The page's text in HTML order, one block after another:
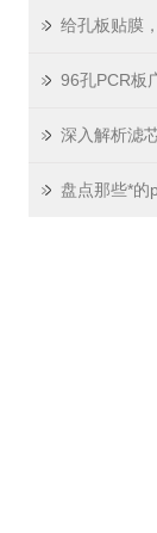
给孔板贴膜
盘点那些*的